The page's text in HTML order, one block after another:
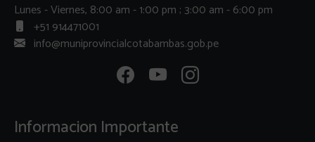
Lunes - Viernes, 8:00 am - 1:00 pm ; 3:00 am - 6:00 pm
+51 914471001
info@muniprovincialcotabambas.gob.pe
Informacion Importante